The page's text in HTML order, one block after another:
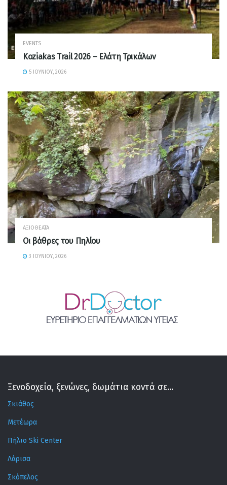
EVENTS
Koziakas Trail 2026 – Ελάτη Τρικάλων
5 ΙΟΥΝΊΟΥ, 2026
ΑΞΙΟΘΈΑΤΑ
Οι βάθρες του Πηλίου
3 ΙΟΥΝΊΟΥ, 2026
Ξενοδοχεία, ξενώνες, δωμάτια κοντά σε...
Σκιάθος
Μετέωρα
Πήλιο Ski Center
Λάρισα
Σκόπελος